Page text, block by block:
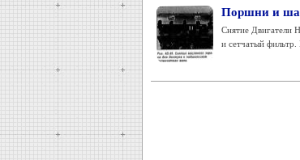
Поршни и
Снятие Двигатели
и сетчатый фильтр.